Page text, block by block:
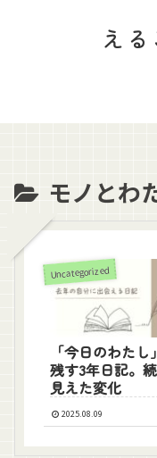
え
モノとわ
Uncategorized
「今日のわたし
残す3年日記。
見えた変化
2025.08.09